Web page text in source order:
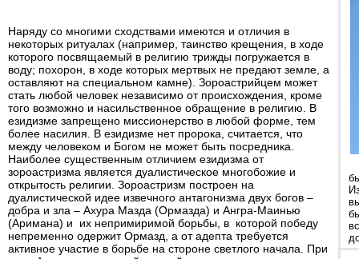
Наряду со многими сходствами имеются и отличия в
некоторых ритуалах (например, таинство крещения, в ходе
которого посвящаемый в религию трижды погружается в
воду; похорон, в ходе которых мертвых не предают земле, а
оставляют на специальном камне). Зороастрийцем может
стать любой человек независимо от происхождения, кроме
того возможно и насильственное обращение в религию. В
езидизме запрещено миссионерство в любой форме, тем
более насилия. В езидизме нет пророка, считается, что
между человеком и Богом не может быть посредника.
Наиболее существенным отличием езидизма от
зороастризма является дуалистическое многобожие и
открытость религии. Зороастризм построен на
дуалистической идее извечного антагонизма двух богов –
добра и зла – Ахура Мазда (Ормазда) и Ангра-Маинью
(Аримана) и их непримиримой борьбы, в которой победу
непременно одержит Ормазд, а от адепта требуется
активное участие в борьбе на стороне светлого начала. При